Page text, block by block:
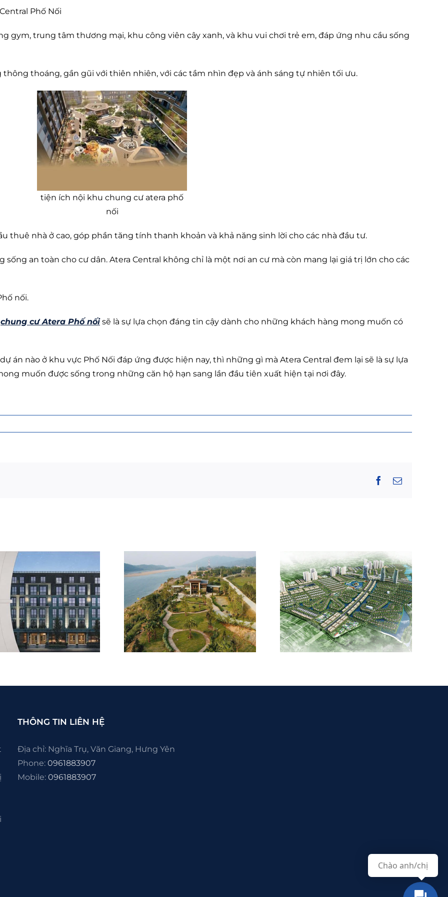
Phố Nối
gym, trung tâm thương mại, khu công viên cây xanh, và khu vui chơi trẻ em, đáp ứng nhu cầu sống
thoáng, gần gũi với thiên nhiên, với các tầm nhìn đẹp và ánh sáng tự nhiên tối ưu.
tiện ích nội khu chung cư atera phố
nối
thuê nhà ở cao, góp phần tăng tính thanh khoản và khả năng sinh lời cho các nhà đầu tư.
an toàn cho cư dân. Atera Central không chỉ là một nơi an cư mà còn mang lại giá trị lớn cho các
nối.
chung cư Atera Phố nốisẽ là sự lựa chọn đáng tin cậy dành cho những khách hàng mong muốn có
án nào ở khu vực Phố Nối đáp ứng được hiện nay, thì những gì mà Atera Central đem lại sẽ là sự lựa
muốn được sống trong những căn hộ hạn sang lần đầu tiên xuất hiện tại nơi đây.
Facebook
Email
Dasong Village – Khu
đô thị nghỉ dưỡng ven
sông dẫn dắt xu hướng
second home tại Hòa
Bình
Mở bán khu đô thị
Alluvia City Văn Giang
THÔNG TIN LIÊN HỆ
Địa chỉ: Nghĩa Trụ, Văn Giang, Hưng Yên
Phone: 0961883907
Mobile: 0961883907
Chào anh/chị